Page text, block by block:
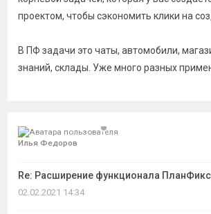
проектом, чтобы сэкономить клики на
В ПФ задачи это чаты, автомобили,
знаний, склады. Уже много разных
Илья Федоров
Re: Расширение функционала
02.02.2021 14:34